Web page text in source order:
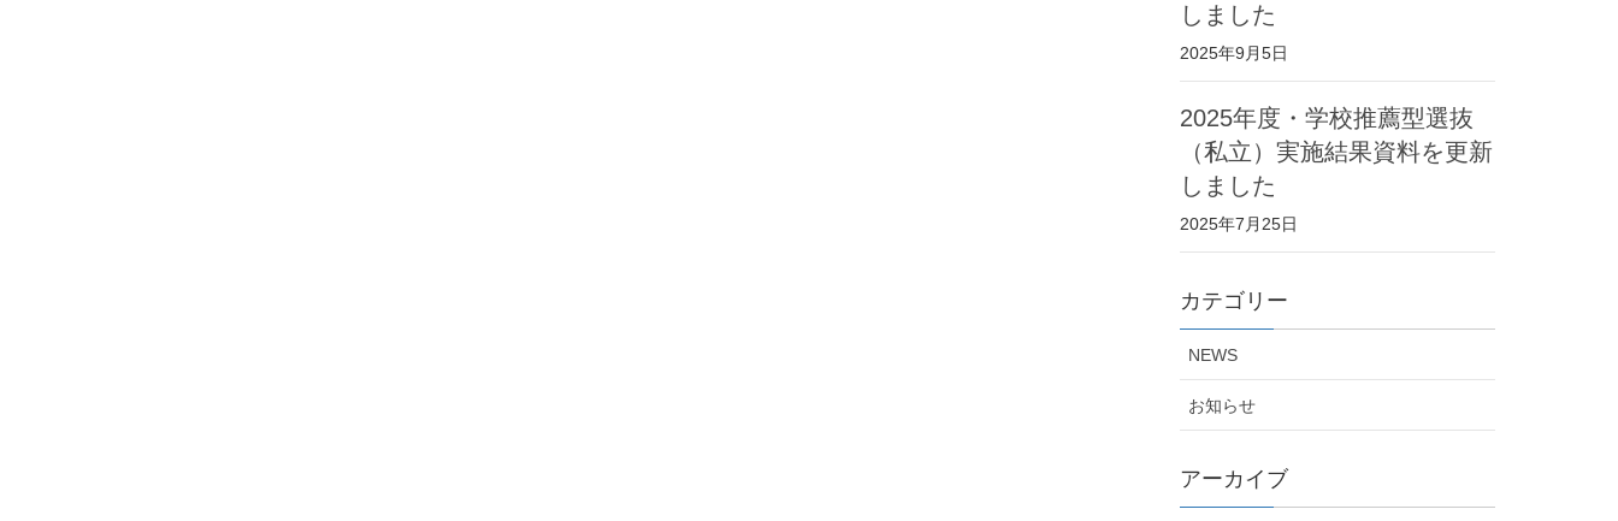
しました
2025年9月5日
2025年度・学校推薦型選抜
（私立）実施結果資料を更新
しました
2025年7月25日
カテゴリー
NEWS
お知らせ
アーカイブ